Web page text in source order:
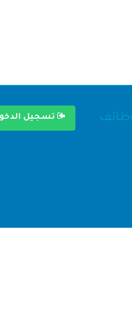
تسجيل